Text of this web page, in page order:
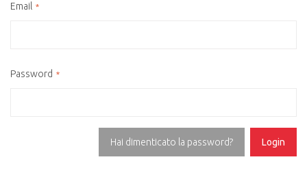
Email
Password
Login
Hai dimenticato la password?